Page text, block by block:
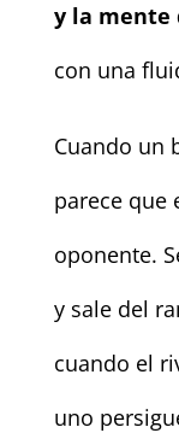
y la mente
con una
Cuando un
parece que
oponente.
y sale del
cuando el
uno